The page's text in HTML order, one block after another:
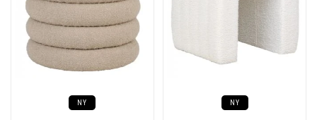
NY NY